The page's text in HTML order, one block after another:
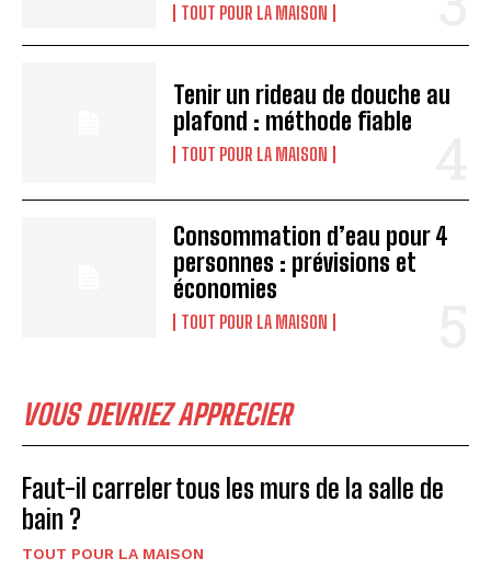
TOUT POUR LA MAISON
Tenir un rideau de douche au
plafond : méthode fiable
TOUT POUR LA MAISON
Consommation d’eau pour 4
personnes : prévisions et
économies
TOUT POUR LA MAISON
VOUS DEVRIEZ APPRECIER
Faut-il carreler tous les murs de la salle de
bain ?
TOUT POUR LA MAISON